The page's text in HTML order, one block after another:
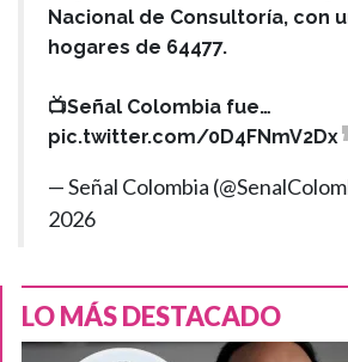
Nacional de Consultoría, con
hogares de 64477.
📺Señal Colombia fue…
pic.twitter.com/0D4FNmV2Dx
— Señal Colombia
2026
LO MÁS DESTACADO